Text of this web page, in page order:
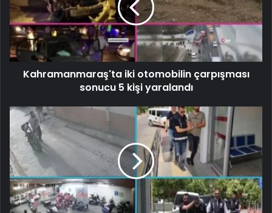
Kahramanmaraş'ta iki otomobilin çarpışması
sonucu 5 kişi yaralandı